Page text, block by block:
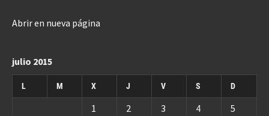
Abrir en nueva página
julio 2015
L M X J V S D
1 2 3 4 5